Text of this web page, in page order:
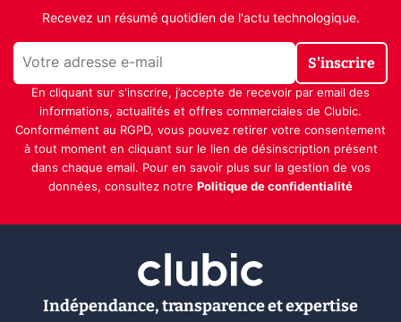
Recevez un résumé quotidien de l'actu technologique.
S'inscrire
En cliquant sur s'inscrire, j’accepte de recevoir par email des
informations, actualités et offres commerciales de Clubic.
Conformément au RGPD, vous pouvez retirer votre consentement
à tout moment en cliquant sur le lien de désinscription présent
dans chaque email. Pour en savoir plus sur la gestion de vos
données, consultez notre Politique de confidentialité
Indépendance, transparence et expertise